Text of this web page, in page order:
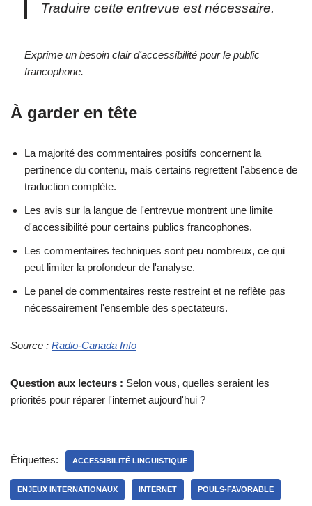
Traduire cette entrevue est nécessaire.
Exprime un besoin clair d'accessibilité pour le public
francophone.
À garder en tête
La majorité des commentaires positifs concernent la
pertinence du contenu, mais certains regrettent l'absence de
traduction complète.
Les avis sur la langue de l'entrevue montrent une limite
d'accessibilité pour certains publics francophones.
Les commentaires techniques sont peu nombreux, ce qui
peut limiter la profondeur de l'analyse.
Le panel de commentaires reste restreint et ne reflète pas
nécessairement l'ensemble des spectateurs.
Source : Radio-Canada Info
Question aux lecteurs : Selon vous, quelles seraient les
priorités pour réparer l'internet aujourd'hui ?
Étiquettes: ACCESSIBILITÉ LINGUISTIQUE
ENJEUX INTERNATIONAUX INTERNET POULS-FAVORABLE